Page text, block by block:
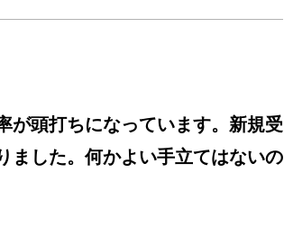
が頭打ちになっています。新規受
ました。何かよい手立てはないの